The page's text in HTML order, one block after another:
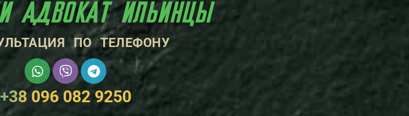
АДВОКАТ ИЛЬИНЦЫ
ПО ТЕЛЕФОНУ
+38 096 082 9250